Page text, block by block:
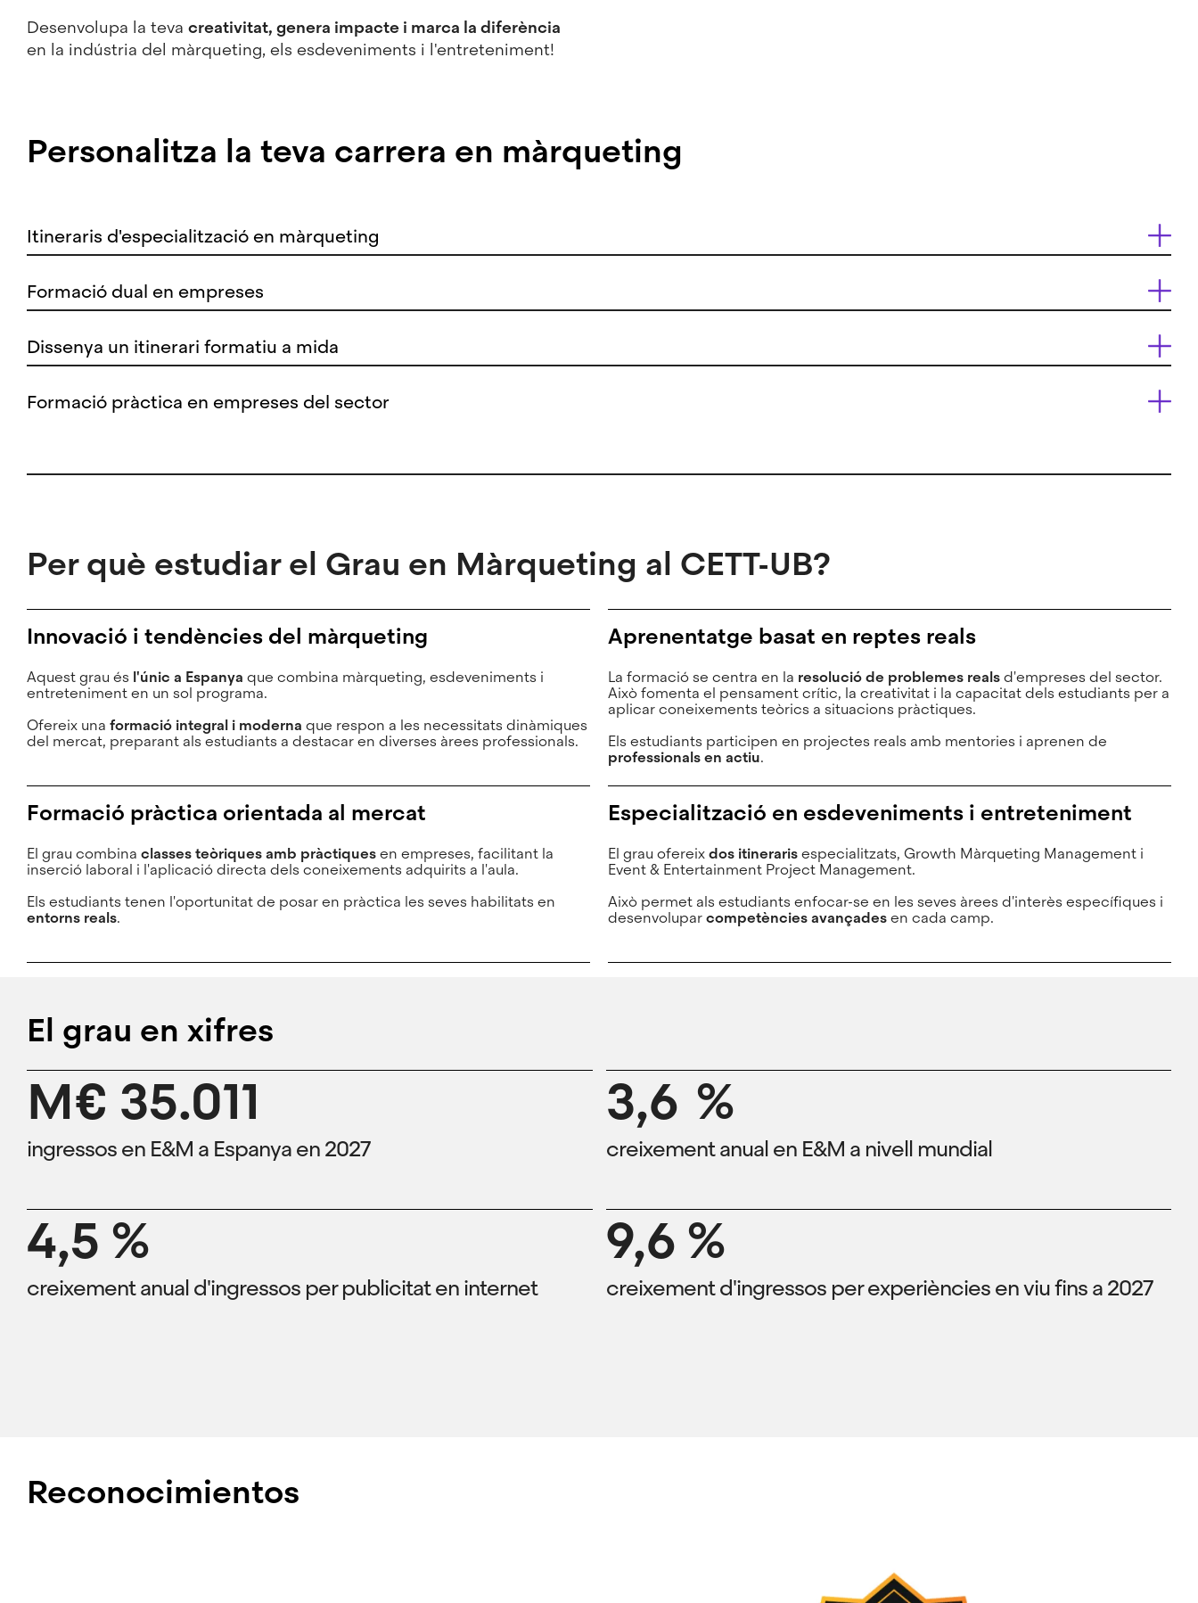
Desenvolupa la teva creativitat, genera impacte i marca la diferència
en la indústria del màrqueting, els esdeveniments i l'entreteniment!
Personalitza la teva carrera en màrqueting
Itineraris d'especialització en màrqueting
Formació dual en empreses
Dissenya un itinerari formatiu a mida
Formació pràctica en empreses del sector
Per què estudiar el Grau en Màrqueting al CETT-UB?
Innovació i tendències del màrqueting
Aquest grau és l'únic a Espanya que combina màrqueting, esdeveniments i
entreteniment en un sol programa.
Ofereix una formació integral i moderna que respon a les necessitats dinàmiques
del mercat, preparant als estudiants a destacar en diverses àrees professionals.
Aprenentatge basat en reptes reals
La formació se centra en la resolució de problemes realsd'empreses del sector.
Això fomenta el pensament crític, la creativitat i la capacitat dels estudiants per a
aplicar coneixements teòrics a situacions pràctiques.
Els estudiants participen en projectes reals amb mentories i aprenen de
professionals en actiu.
Formació pràctica orientada al mercat
El grau combina classes teòriques amb pràctiquesen empreses, facilitant la
inserció laboral i l'aplicació directa dels coneixements adquirits a l'aula.
Els estudiants tenen l'oportunitat de posar en pràctica les seves habilitats en
entorns reals.
Especialització en esdeveniments i entreteniment
El grau ofereixdos itinerarisespecialitzats, Growth Màrqueting Management i
Event & Entertainment Project Management.
Això permet als estudiants enfocar-se en les seves àrees d'interès específiques i
desenvoluparcompetències avançadesen cada camp.
El grau en xifres
M€ 35.011
ingressos en E&M a Espanya en 2027
3,6 %
creixement anual en E&M a nivell mundial
4,5 %
creixement anual d'ingressos per publicitat en internet
9,6 %
creixement d'ingressos per experiències en viu fins a 2027
Reconocimientos